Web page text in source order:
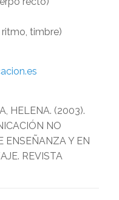
timbre)
HELENA. (2003).
NO
ENSEÑANZA Y EN
REVISTA